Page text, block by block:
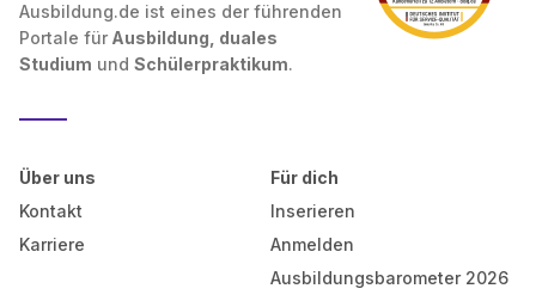
Ausbildung.de ist eines der führenden
Portale für Ausbildung, duales
Studium und Schülerpraktikum.
Über uns
Kontakt
Karriere
Für dich
Inserieren
Anmelden
Ausbildungsbarometer 2026